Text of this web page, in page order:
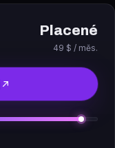
Placené
49 $ / měs.